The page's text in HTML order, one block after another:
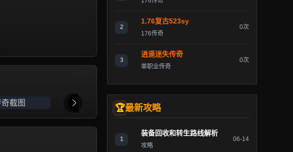
2
1.76复古523sy
176传奇
0次
3
逍遥迷失传奇
单职业传奇
0次
最新攻略
1
装备回收和转生路线解析
攻略
06-14